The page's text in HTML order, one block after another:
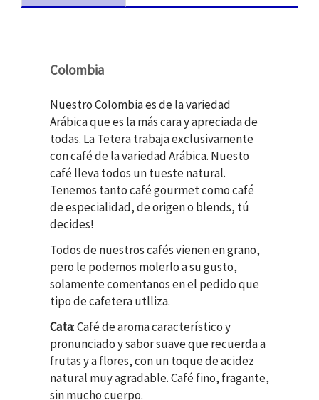
Colombia
Nuestro Colombia es de la variedad
Arábica que es la más cara y apreciada de
todas. La Teteratrabaja exclusivamente
con café de la variedad Arábica. Nuesto
café lleva todos un tueste natural.
Tenemos tanto café gourmet como café
de especialidad, de origen o blends, tú
decides!
Todos de nuestros cafés vienen en grano,
pero le podemos molerlo a su gusto,
solamente comentanos en el pedido que
tipo de cafetera utlliza.
Cata: Café de aroma característico y
pronunciado y sabor suave que recuerda a
frutas y a flores, con un toque de acidez
natural muy agradable. Café fino, fragante,
sin mucho cuerpo.